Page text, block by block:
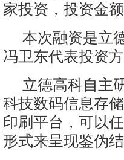
家投资，投资金
本次融资是立
冯卫东代表投资
立德高科自主
科技数码信息存
印刷平台，可以
形式来呈现鉴伪结